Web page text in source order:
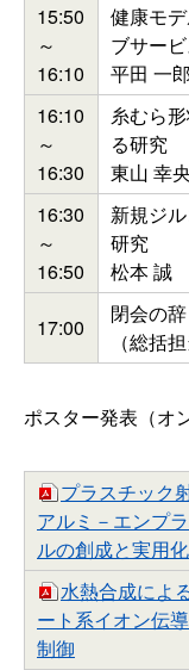
15:50
～
16:10
健康モ
ブサー
平田 一郎
16:10
～
16:30
糸むら
る研究
東山 幸央
16:30
～
16:50
新規ジ
研究
松本 誠
17:00
閉会の
（総括
ポスター発表（オ
プラスチック
アルミ－エンプ
ルの創成と実用化
水熱合成によ
ート系イオン伝
制御